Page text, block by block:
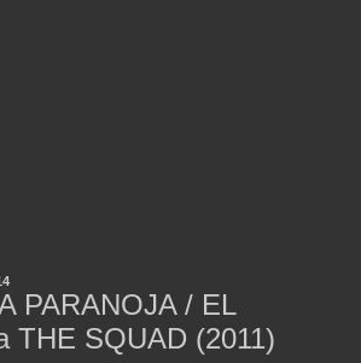
PARANOJA / EL
THE SQUAD (2011)